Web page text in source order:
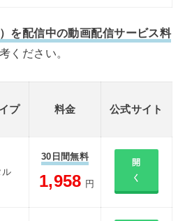
を配信中の動画配信サービス料
ください。
プ 料金 公式サイト
ル
30日間無料
1,958 円
開
く